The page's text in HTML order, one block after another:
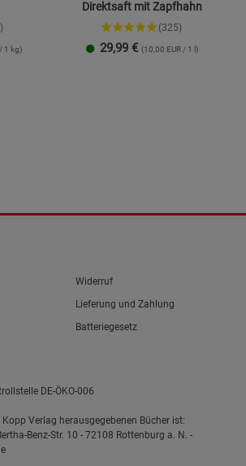
1 kg)
Direktsaft mit Zapfhahn
(325)
29,99 € (10,00 EUR / 1 l)
Widerruf
Lieferung und Zahlung
Batteriegesetz
DE-ÖKO-006
Verlag herausgegebenen Bücher ist:
Benz-Str. 10 - 72108 Rottenburg a. N. -